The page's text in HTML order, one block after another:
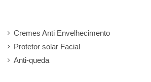
Cremes Anti Envelhecimento
Protetor solar Facial
Anti-queda